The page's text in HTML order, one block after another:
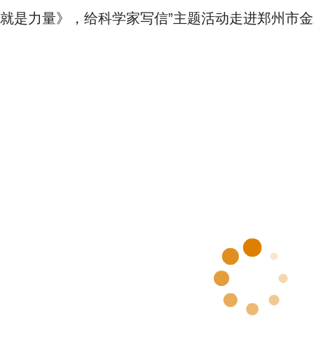
就是力量》，给科学家写信”主题活动走进郑州市